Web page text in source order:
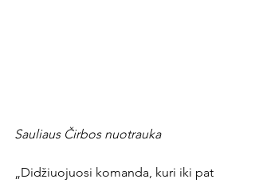
Sauliaus Čirbos nuotrauka
„Didžiuojuosi komanda, kuri iki pat